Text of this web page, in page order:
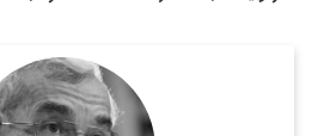
استاد دانشگاه و عضو سابق آژانس
) است كه 28 سال در اين نهاد خدمت كرده است. وي